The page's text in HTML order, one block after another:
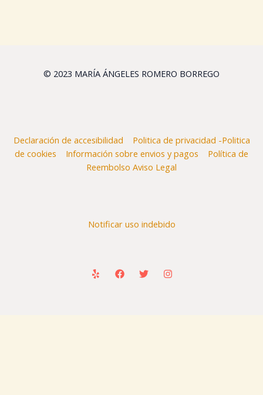
© 2023 MARÍA ÁNGELES ROMERO BORREGO
Declaración de accesibilidad Politica de privacidad -Politica
de cookies Información sobre envios y pagos Política de
Reembolso Aviso Legal
Notificar uso indebido